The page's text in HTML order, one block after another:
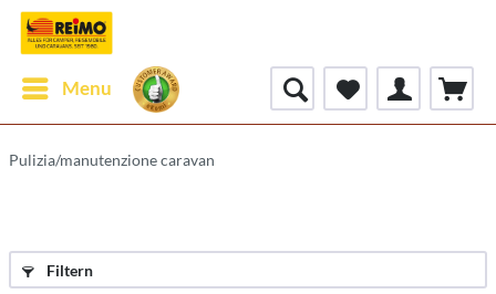
Menu
Pulizia/manutenzione caravan
Filtern